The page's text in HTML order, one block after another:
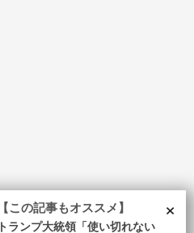
×
【この記事もオススメ】
トランプ大統領「使い切れない